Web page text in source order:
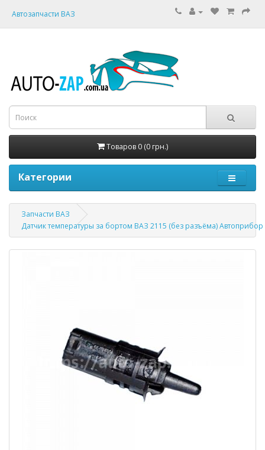
Автозапчасти ВАЗ
Товаров 0 (0 грн.)
Категории
Запчасти ВАЗ
Датчик температуры за бортом ВАЗ 2115 (без разъёма) Автоприбор